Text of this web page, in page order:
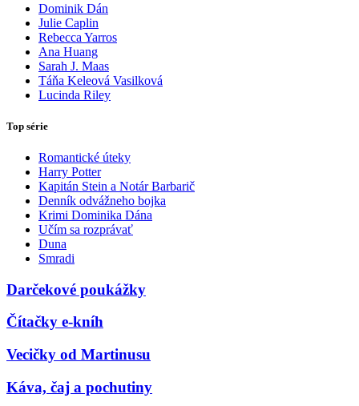
Dominik Dán
Julie Caplin
Rebecca Yarros
Ana Huang
Sarah J. Maas
Táňa Keleová Vasilková
Lucinda Riley
Top série
Romantické úteky
Harry Potter
Kapitán Stein a Notár Barbarič
Denník odvážneho bojka
Krimi Dominika Dána
Učím sa rozprávať
Duna
Smradi
Darčekové poukážky
Čítačky e-kníh
Vecičky od Martinusu
Káva, čaj a pochutiny